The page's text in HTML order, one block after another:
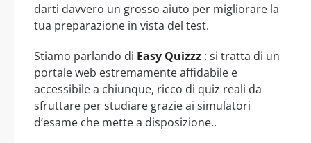
darti davvero un grosso aiuto per migliorare la
tua preparazione in vista del test.
Stiamo parlando di Easy Quizzz : si tratta di un
portale web estremamente affidabile e
accessibile a chiunque, ricco di quiz reali da
sfruttare per studiare grazie ai simulatori
d’esame che mette a disposizione..